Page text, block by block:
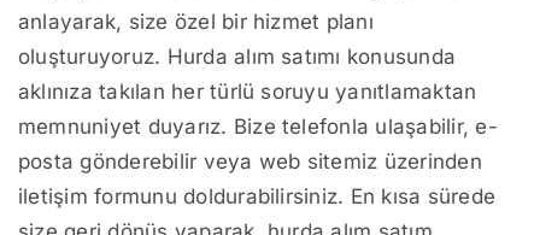
anlayarak, size özel bir hizmet planı
oluşturuyoruz. Hurda alım satımı konusunda
aklınıza takılan her türlü soruyu yanıtlamaktan
memnuniyet duyarız. Bize telefonla ulaşabilir, e-
posta gönderebilir veya web sitemiz üzerinden
iletişim formunu doldurabilirsiniz. En kısa sürede